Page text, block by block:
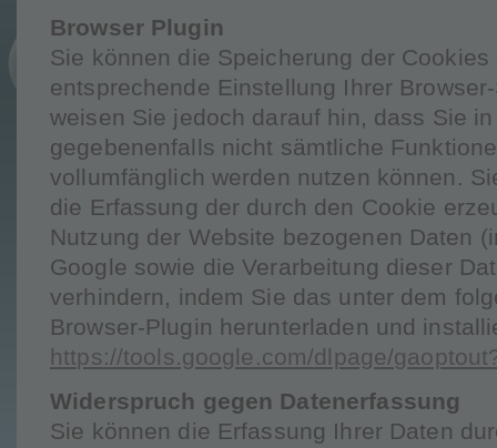
Browser Plugin
Sie können die Speicherung der Cookies
entsprechende Einstellung Ihrer
weisen Sie jedoch darauf hin, dass Sie
gegebenenfalls nicht sämtliche
vollumfänglich werden nutzen können.
die Erfassung der durch den Cookie
Nutzung der Website bezogenen Daten
Google sowie die Verarbeitung dieser
verhindern, indem Sie das unter dem
Browser-Plugin herunterladen und
https://tools.google.com/dlpage/
Widerspruch gegen Datenerfassung
Sie können die Erfassung Ihrer Daten